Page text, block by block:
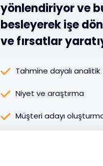
yönlendiriyor ve
besleyerek işe
ve fırsatlar
Tahmine dayalı analitik
Niyet ve araştırma
Müşteri adayı